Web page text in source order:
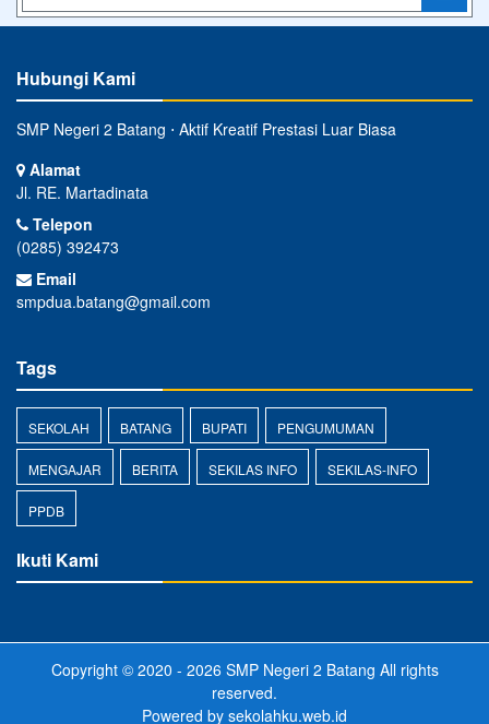
Hubungi Kami
SMP Negeri 2 Batang ⋅ Aktif Kreatif Prestasi Luar Biasa
Alamat
Jl. RE. Martadinata
Telepon
(0285) 392473
Email
smpdua.batang@gmail.com
Tags
SEKOLAH BATANG BUPATI PENGUMUMAN
MENGAJAR BERITA SEKILAS INFO SEKILAS-INFO
PPDB
Ikuti Kami
Copyright © 2020 - 2026 SMP Negeri 2 Batang All rights
reserved.
Powered by sekolahku.web.id